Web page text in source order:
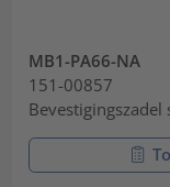
MB1-PA66-NA
151-00857
Bevestigingszadel